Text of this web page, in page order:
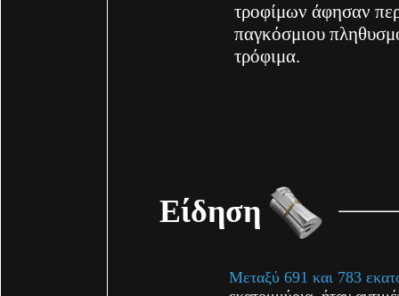
τροφίμων άφησαν
παγκόσμιου
τρόφιμα.
Είδηση
Μεταξύ 691 και 783